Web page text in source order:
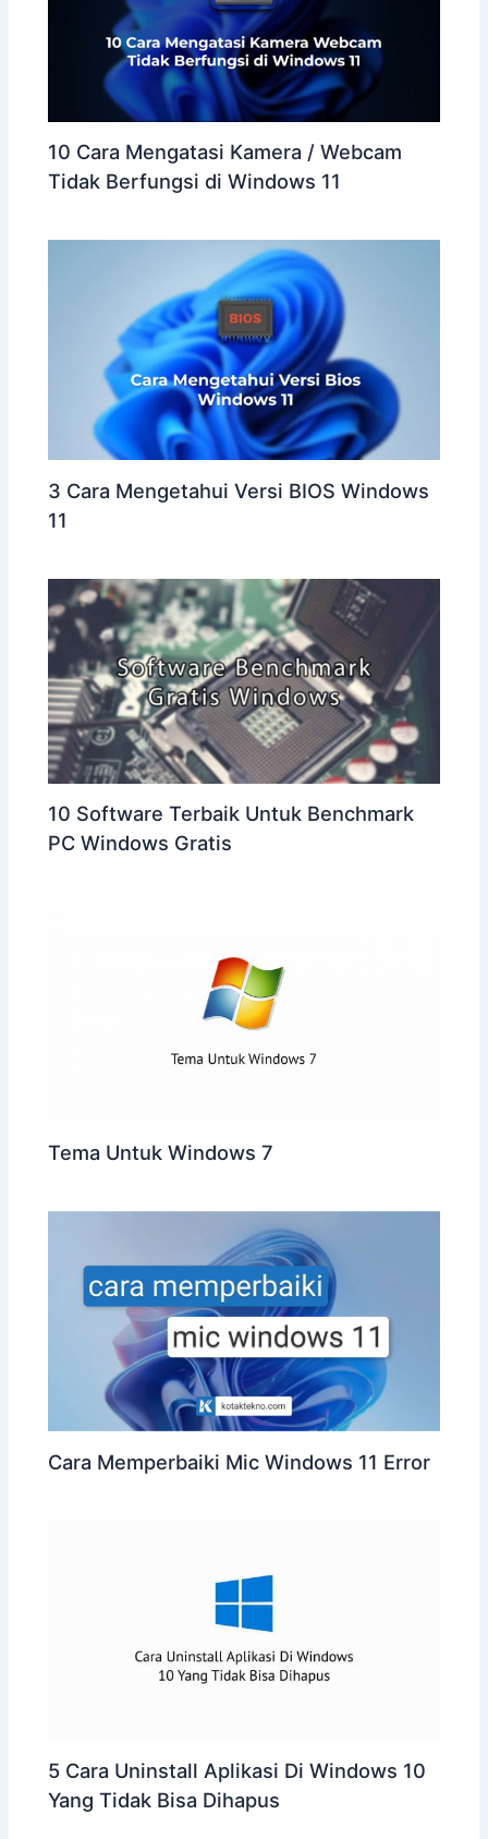
10 Cara Mengatasi Kamera / Webcam
Tidak Berfungsi di Windows 11
3 Cara Mengetahui Versi BIOS Windows
11
10 Software Terbaik Untuk Benchmark
PC Windows Gratis
Tema Untuk Windows 7
Cara Memperbaiki Mic Windows 11 Error
5 Cara Uninstall Aplikasi Di Windows 10
Yang Tidak Bisa Dihapus